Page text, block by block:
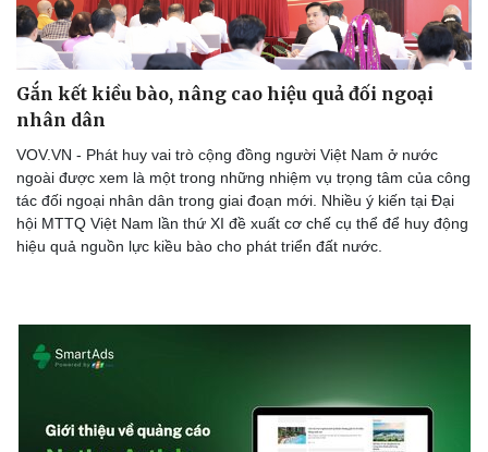
Gắn kết kiều bào, nâng cao hiệu quả đối ngoại
nhân dân
VOV.VN - Phát huy vai trò cộng đồng người Việt Nam ở nước
ngoài được xem là một trong những nhiệm vụ trọng tâm của công
tác đối ngoại nhân dân trong giai đoạn mới. Nhiều ý kiến tại Đại
hội MTTQ Việt Nam lần thứ XI đề xuất cơ chế cụ thể để huy động
hiệu quả nguồn lực kiều bào cho phát triển đất nước.